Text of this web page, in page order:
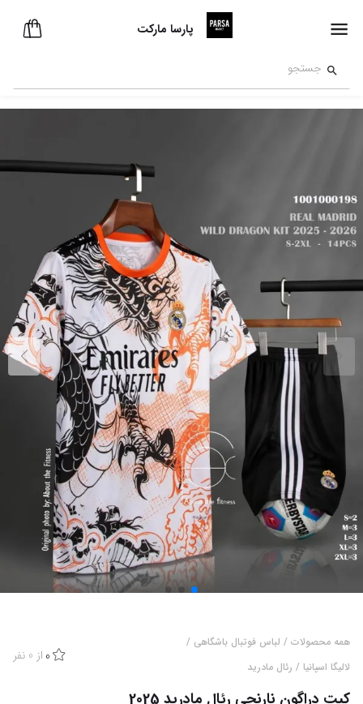
پارسا مارکت
همه محصولات / لباس فوتبال باشگاهی /
لالیگا اسپانیا / رئال مادرید
0 از 0 نفر
کیت دراگون نارنجی رئال مادرید 2025